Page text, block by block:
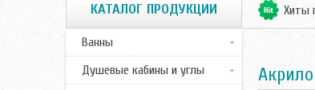
КАТАЛОГ ПРОДУКЦИИ
Ванны
Душевые кабины и углы
Хиты